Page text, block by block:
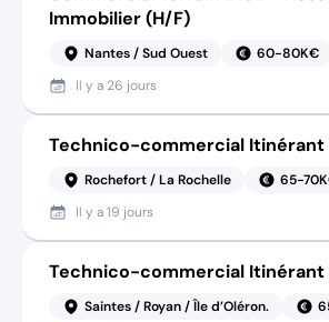
Immobilier (H/F)
Nantes / Sud Ouest
60-80K€
Il y a 26 jours
Technico-commercial Itinérant
Rochefort / La Rochelle
65-
Il y a19 jours
Technico-commercial Itinérant
Saintes / Royan / Île d’Oléron.